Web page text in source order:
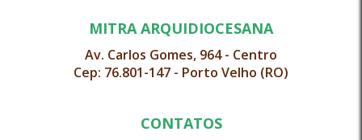
MITRA ARQUIDIOCESANA
Av. Carlos Gomes, 964 - Centro
Cep: 76.801-147 - Porto Velho (RO)
CONTATOS